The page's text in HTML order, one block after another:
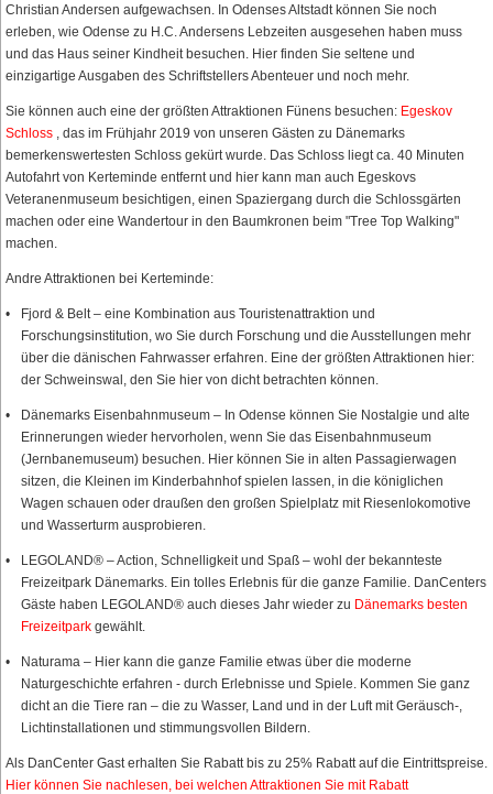
Christian Andersen aufgewachsen. In Odenses Altstadt können Sie noch
erleben, wie Odense zu H.C. Andersens Lebzeiten ausgesehen haben muss
und das Haus seiner Kindheit besuchen. Hier finden Sie seltene und
einzigartige Ausgaben des Schriftstellers Abenteuer und noch mehr.
Sie können auch eine der größten Attraktionen Fünens besuchen: Egeskov
Schloss , das im Frühjahr 2019 von unseren Gästen zu Dänemarks
bemerkenswertesten Schloss gekürt wurde. Das Schloss liegt ca. 40 Minuten
Autofahrt von Kerteminde entfernt und hier kann man auch Egeskovs
Veteranenmuseum besichtigen, einen Spaziergang durch die Schlossgärten
machen oder eine Wandertour in den Baumkronen beim "Tree Top Walking"
machen.
Andre Attraktionen bei Kerteminde:
Fjord & Belt – eine Kombination aus Touristenattraktion und
Forschungsinstitution, wo Sie durch Forschung und die Ausstellungen mehr
über die dänischen Fahrwasser erfahren. Eine der größten Attraktionen hier:
der Schweinswal, den Sie hier von dicht betrachten können.
Dänemarks Eisenbahnmuseum – In Odense können Sie Nostalgie und alte
Erinnerungen wieder hervorholen, wenn Sie das Eisenbahnmuseum
(Jernbanemuseum) besuchen. Hier können Sie in alten Passagierwagen
sitzen, die Kleinen im Kinderbahnhof spielen lassen, in die königlichen
Wagen schauen oder draußen den großen Spielplatz mit Riesenlokomotive
und Wasserturm ausprobieren.
LEGOLAND® – Action, Schnelligkeit und Spaß – wohl der bekannteste
Freizeitpark Dänemarks. Ein tolles Erlebnis für die ganze Familie. DanCenters
Gäste haben LEGOLAND® auch dieses Jahr wieder zu Dänemarks besten
Freizeitpark gewählt.
Naturama – Hier kann die ganze Familie etwas über die moderne
Naturgeschichte erfahren - durch Erlebnisse und Spiele. Kommen Sie ganz
dicht an die Tiere ran – die zu Wasser, Land und in der Luft mit Geräusch-,
Lichtinstallationen und stimmungsvollen Bildern.
Als DanCenter Gast erhalten Sie Rabatt bis zu 25% Rabatt auf die Eintrittspreise.
Hier können Sie nachlesen, bei welchen Attraktionen Sie mit Rabatt